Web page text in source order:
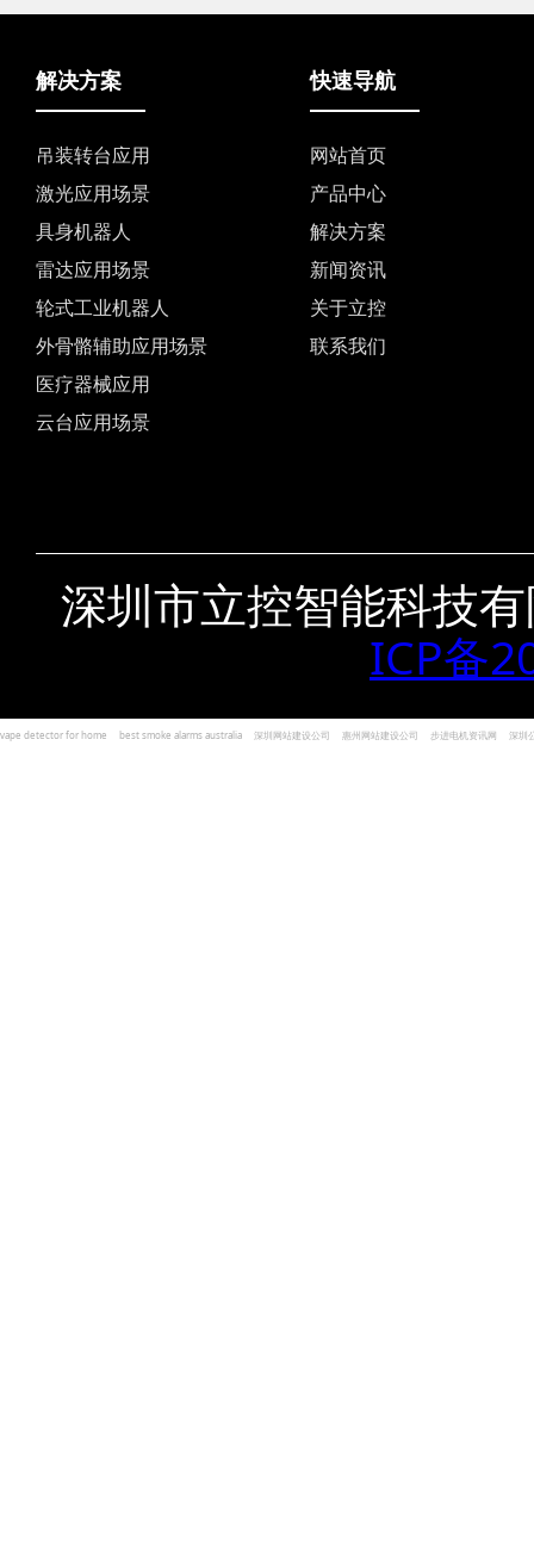
解决方案
吊装转台应用
激光应用场景
具身机器人
雷达应用场景
轮式工业机器人
外骨骼辅助应用场景
医疗器械应用
云台应用场景
快速导航
网站首页
产品中心
解决方案
新闻资讯
关于立控
联系我们
深圳市立控智能科技
ICP备
vape detector for home best smoke alarms australia 深圳网站建设公司 惠州网站建设公司 步进电机资讯网 深圳